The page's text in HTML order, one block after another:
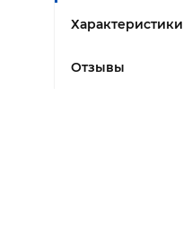
Характеристики
Отзывы